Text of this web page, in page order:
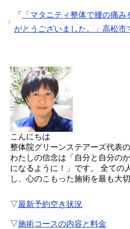
「
「マタニティ整体で腰の痛
がとうございました。」高松市
こんにちは
整体院グリーンステアーズ代表の
わたしの信念は「自分と自分の
になるように！」です。 全ての
し、心のこもった施術を最も大
▽最新予約空き状況
▽施術コースの内容と料金